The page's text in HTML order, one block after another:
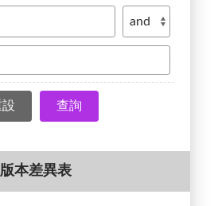
查詢
版本差異表